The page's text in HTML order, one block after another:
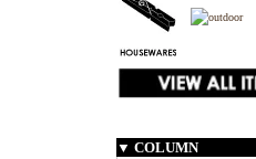
▼ COLUMN